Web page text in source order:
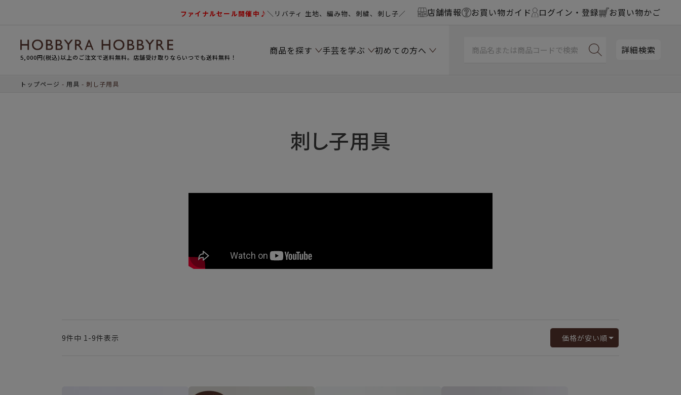
ファイナルセール開催中♪＼リバティ 生地、編み物、刺繍、刺し子／ 店舗情報 お買い物ガイド ログイン・登録 お買い物かご
5,000円(税込)以上のご注文で送料無料。店舗受け取りならいつでも送料無料！
商品を探す 手芸を学ぶ 初めての方へ 詳細検索
トップページ 用具 刺し子用具
刺し子用具
価格が安い順
9件中 1 -9件表示